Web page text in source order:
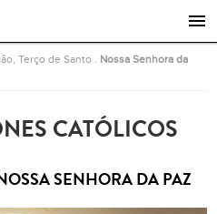
Terço de Santo
Nossa Senhora da
CATÓLICOS
SENHORA DA PAZ